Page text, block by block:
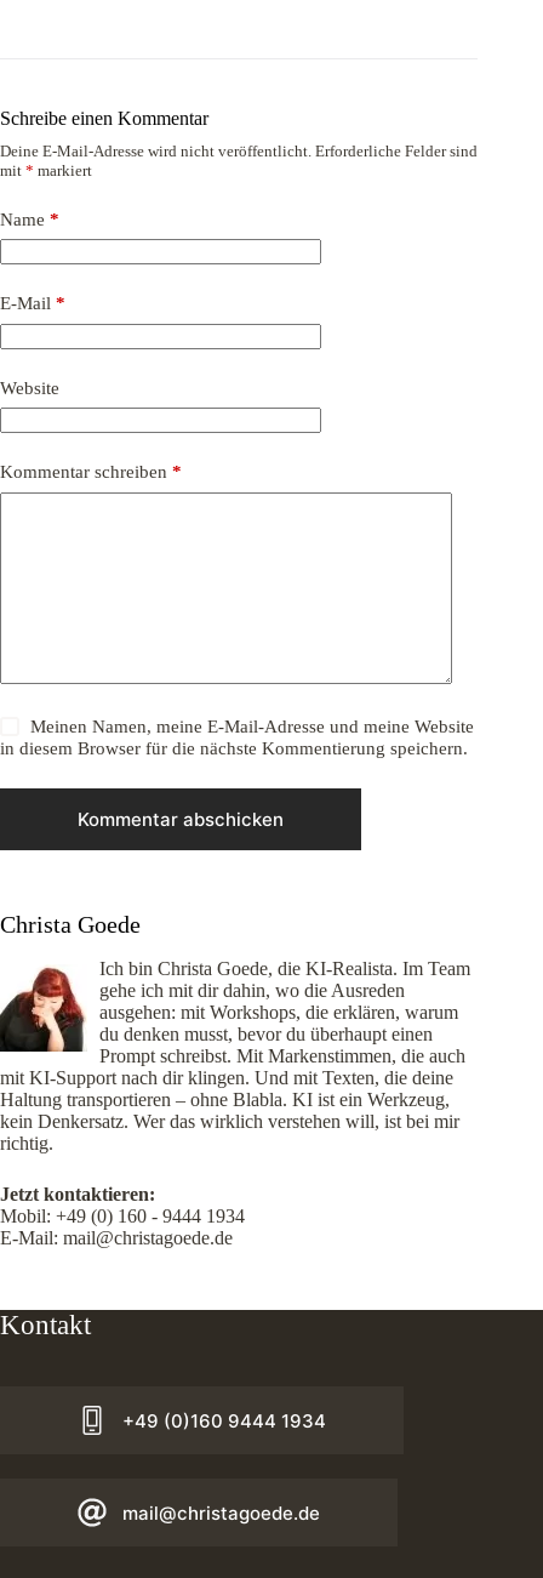
Schreibe einen Kommentar
Deine E-Mail-Adresse wird nicht veröffentlicht. Erforderliche Felder sind
mit * markiert
Name *
E-Mail *
Website
Kommentar schreiben *
Meinen Namen, meine E-Mail-Adresse und meine Website
in diesem Browser für die nächste Kommentierung speichern.
Kommentar abschicken
Christa Goede
Ich bin Christa Goede, die KI-Realista. Im Team
gehe ich mit dir dahin, wo die Ausreden
ausgehen: mit Workshops, die erklären, warum
du denken musst, bevor du überhaupt einen
Prompt schreibst. Mit Markenstimmen, die auch
mit KI-Support nach dir klingen. Und mit Texten, die deine
Haltung transportieren – ohne Blabla. KI ist ein Werkzeug,
kein Denkersatz. Wer das wirklich verstehen will, ist bei mir
richtig.
Jetzt kontaktieren:
Mobil: +49 (0) 160 - 9444 1934
E-Mail: mail@christagoede.de
Kontakt
+49 (0)160 9444 1934
mail@christagoede.de